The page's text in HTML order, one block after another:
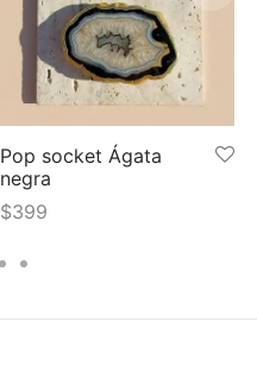
Pop socket Ágata
negra
$399